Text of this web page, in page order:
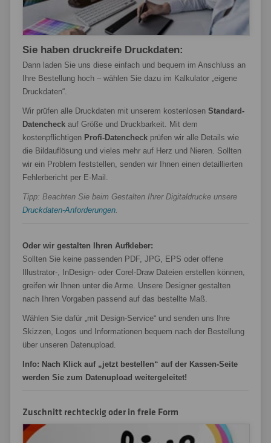
Sie haben druckreife Druckdaten:
Dann laden Sie uns diese einfach und bequem im Anschluss an
Ihre Bestellung hoch – wählen Sie dazu im Kalkulator „eigene
Druckdaten“.
Wir prüfen alle Druckdaten mit unserem kostenlosen Standard-
Datencheck auf Größe und Druckbarkeit. Mit dem
kostenpflichtigen Profi-Datencheck prüfen wir alle Details wie
die Bildauflösung und vieles mehr auf Herz und Nieren. Sollten
wir ein Problem feststellen, senden wir Ihnen einen detaillierten
Fehlerbericht per E-Mail.
Tipp: Beachten Sie beim Gestalten Ihrer Digitaldrucke unsere
Druckdaten-Anforderungen
Oder wir gestalten Ihren Aufkleber:
Sollten Sie keine passenden PDF, JPG, EPS oder offene
Illustrator-, InDesign- oder Corel-Draw Dateien erstellen können,
greifen wir Ihnen unter die Arme. Unsere Designer gestalten
nach Ihren Vorgaben passend auf das bestellte Maß.
Wählen Sie dafür „mit Design-Service“ und senden uns Ihre
Skizzen, Logos und Informationen bequem nach der Bestellung
über unseren Datenupload.
Info: Nach Klick auf „jetzt bestellen“ auf der Kassen-Seite
werden Sie zum Datenupload weitergeleitet!
Zuschnitt rechteckig oder in freie Form